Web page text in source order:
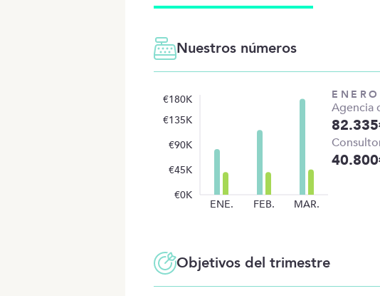
Nuestros números
ENE. FEB. MAR.
€0K
€45K
€90K
€135K
€180K ENERO
Agencia
82.335
40.800
Objetivos del trimestre